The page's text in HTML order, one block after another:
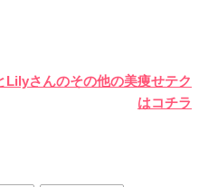
さんのその他の美痩せテク
はコチラ